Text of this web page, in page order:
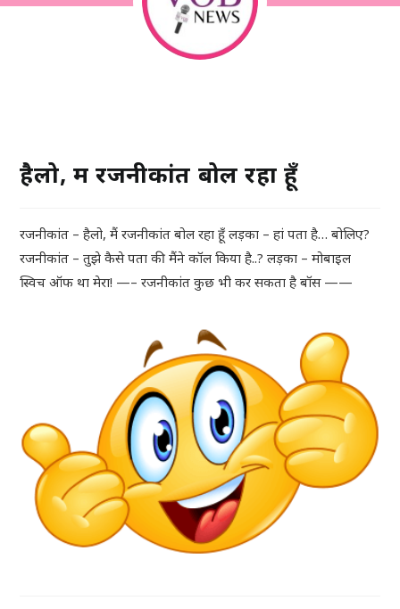
हैलो, मैं रजनीकांत बोल रहा हूँ
रजनीकांत – हैलो, मैं रजनीकांत बोल रहा हूँ लड़का – हां पता है… बोलिए?
रजनीकांत – तुझे कैसे पता की मैंने कॉल किया है..? लड़का – मोबाइल
स्विच ऑफ था मेरा! —– रजनीकांत कुछ भी कर सकता है बॉस ——